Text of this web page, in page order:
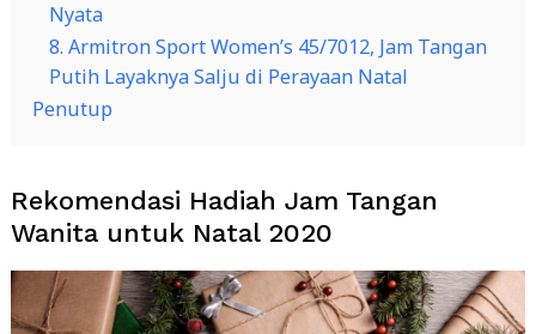
Nyata
8. Armitron Sport Women’s 45/7012, Jam Tangan
Putih Layaknya Salju di Perayaan Natal
Penutup
Rekomendasi Hadiah Jam Tangan
Wanita untuk Natal 2020